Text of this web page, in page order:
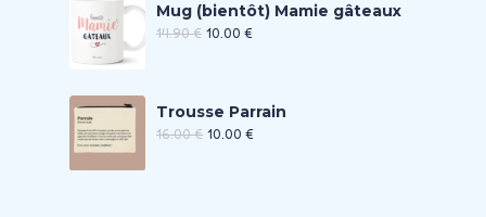
Mug (bientôt) Mamie gâteaux
14.90€ 10.00 €
Trousse Parrain
16.00€ 10.00 €